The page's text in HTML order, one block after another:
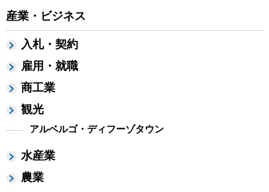
産業・ビジネス
入札・契約
雇用・就職
商工業
観光
アルベルゴ・ディフーゾタウン
水産業
農業